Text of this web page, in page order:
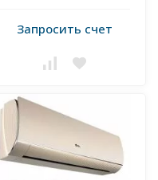
Запросить счет